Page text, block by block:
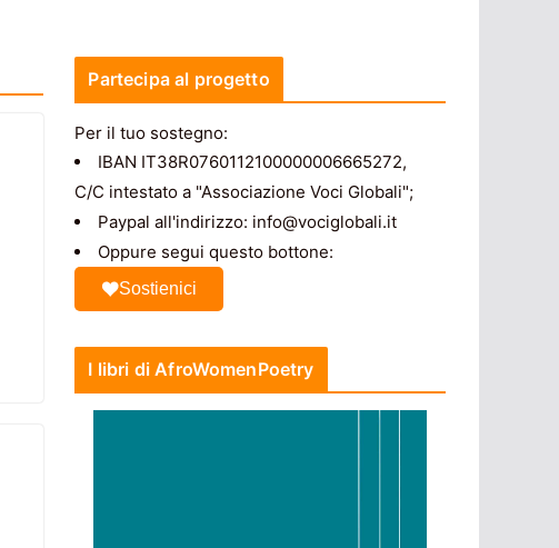
Partecipa al progetto
Per il tuo sostegno:
IBAN IT38R0760112100000006665272,
C/C intestato a "Associazione Voci Globali";
Paypal all'indirizzo: info@vociglobali.it
Oppure segui questo bottone:
Sostienici
I libri di AfroWomenPoetry